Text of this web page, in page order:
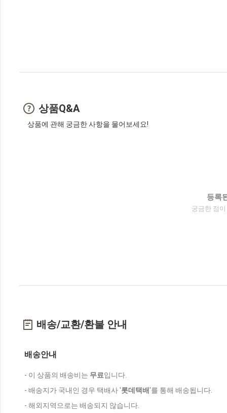
상품Q&A
상품에 관해 궁금한 사항을 물어보세요!
등록
궁금한 점
배송/교환/환불 안내
배송안내
- 이 상품의 배송비는 무료입니다.
- 배송지가 국내인 경우 택배사 '롯데택배'를 통해 배송됩니다.
- 해외지역으로는 배송되지 않습니다.